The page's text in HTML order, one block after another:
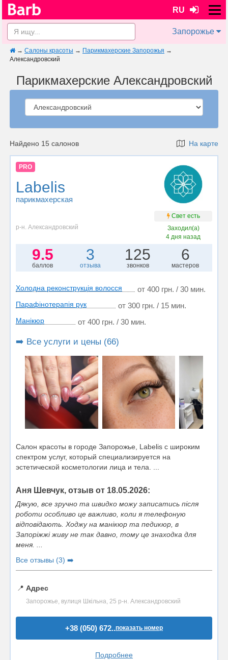
RU
Запорожье
→ Салоны красоты → Парикмахерские Запорожья →
Александровский
Парикмахерские Александровский
Найдено 15 салонов На карте
PRO
Labelis
парикмахерская
Свет есть
р-н. Александровский
Заходил(а)
4 дня назад
9.5
баллов
3
отзыва
125
звонков
6
мастеров
Холодна реконструкція волосся от 400 грн. / 30 мин.
Парафінотерапія рук от 300 грн. / 15 мин.
Манікюр от 400 грн. / 30 мин.
➡️ Все услуги и цены (66)
Салон красоты в городе Запорожье, Labelis с широким
спектром услуг, который специализируется на
эстетической косметологии лица и тела. ...
Аня Шевчук, отзыв от 18.05.2026:
Дякую, все зручно та швидко можу записатись після
роботи особливо це важливо, коли я телефоную
відповідають. Ходжу на манікюр та педикюр, в
Запоріжжі живу не так давно, тому це знаходка для
меня. ...
Все отзывы (3) ➡️
📍 Адрес
Запорожье, вулиця Шкільна, 25 р-н. Александровский
+38 (050) 672..показать номер
Подробнее